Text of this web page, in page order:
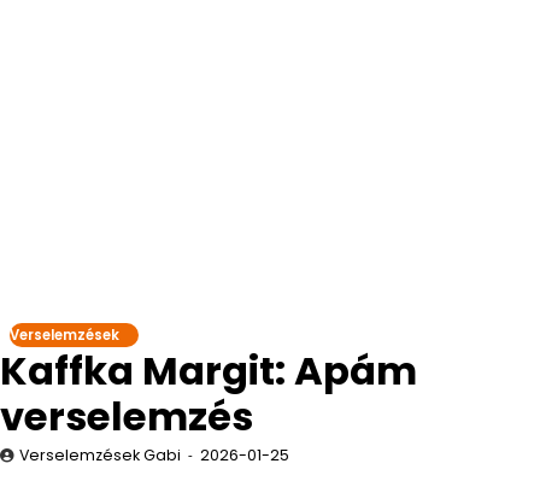
Verselemzések
Kaffka Margit: Apám
verselemzés
Verselemzések Gabi 2026-01-25